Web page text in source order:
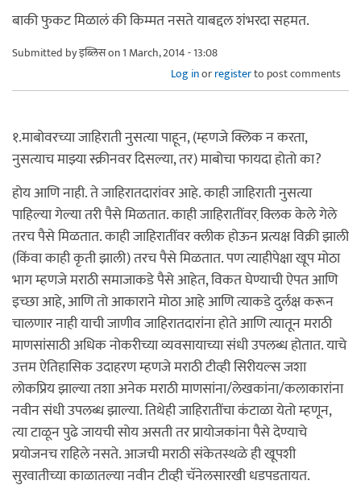
बाकी फुकट मिळालं की किम्मत नसते याबद्दल शंभरदा सहमत.
Submitted byइब्लिसon 1 March, 2014 - 13:08
Log inorregisterto post comments
१.माबोवरच्या जाहिराती नुसत्या पाहून, (म्हणजे क्लिक न करता,
नुसत्याच माझ्या स्क्रीनवर दिसल्या, तर) माबोचा फायदा होतो का?
होय आणि नाही. ते जाहिरातदारांवर आहे. काही जाहिराती नुसत्या
पाहिल्या गेल्या तरी पैसे मिळतात. काही जाहिरातींवर क्लि़क केले गेले
तरच पैसे मिळतात. काही जाहिरातींवर क्लीक होऊन प्रत्यक्ष विक्री झाली
(किंवा काही कृती झाली) तरच पैसे मिळतात. पण त्याहीपेक्षा खूप मोठा
भाग म्हणजे मराठी समाजाकडे पैसे आहेत, विकत घेण्याची ऐपत आणि
इच्छा आहे, आणि तो आकाराने मोठा आहे आणि त्याकडे दुर्लक्ष करून
चालणार नाही याची जाणीव जाहिरातदारांना होते आणि त्यातून मराठी
माणसांसाठी अधिक नोकरीच्या व्यवसायाच्या संधी उपलब्ध होतात. याचे
उत्तम ऐतिहासिक उदाहरण म्हणजे मराठी टीव्ही सिरीयल्स जशा
लोकप्रिय झाल्या तशा अनेक मराठी माणसांना/लेखकांना/कलाकारांना
नवीन संधी उपलब्ध झाल्या. तिथेही जाहिरातींचा कंटाळा येतो म्हणून,
त्या टाळून पुढे जायची सोय असती तर प्रायोजकांना पैसे देण्याचे
प्रयोजनच राहिले नसते. आजची मराठी संकेतस्थळे ही खूपशी
सुरवातीच्या काळातल्या नवीन टीव्ही चॅनेलसारखी धडपडतायत.